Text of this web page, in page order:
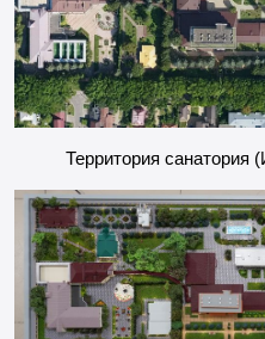
Территория санатория